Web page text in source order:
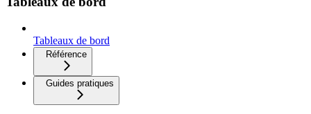
Tableaux de bord
Référence
Guides pratiques